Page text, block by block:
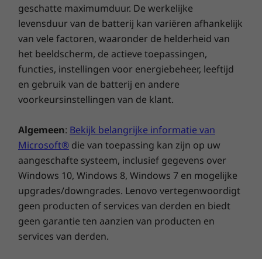
Geloofwaardigheid en samenwerking
Duurzaamheid
Ons doel is om slimmere technologie te
leveren die een betere, duurzamere toekomst
creëert voor onze klanten, gemeenschappen
en de planeet. Daarom streven we naar
toonaangevende labels en certificeringen die
onze toewijding aan duurzaamheid in
productontwerp aantonen. Samen kunnen we
bouwen aan een slimmere toekomst voor
iedereen.
Learn more about our sustainability programs
MIL -STD 810H
en
OVERIGE INFORMATIE
Beveiliging
Versterkte connectoren en poorten en
Versleutelde toetsen om gluren te voorkomen en
Vooraf geladen software
Chrome OS
Wat zit er in de doos
geschatte maximumduur. De werkelijke
levensduur van de batterij kan variëren afhankelijk
van vele factoren, waaronder de helderheid van
het beeldscherm, de actieve toepassingen,
functies, instellingen voor energiebeheer, leeftijd
en gebruik van de batterij en andere
voorkeursinstellingen van de klant.
Algemeen: Bekijk belangrijke informatie van
Microsoft® die van toepassing kan zijn op uw
aangeschafte systeem, inclusief gegevens over
Windows 10, Windows 8, Windows 7 en mogelijke
upgrades/downgrades. Lenovo vertegenwoordigt
geen producten of services van derden en biedt
geen garantie ten aanzien van producten en
services van derden.